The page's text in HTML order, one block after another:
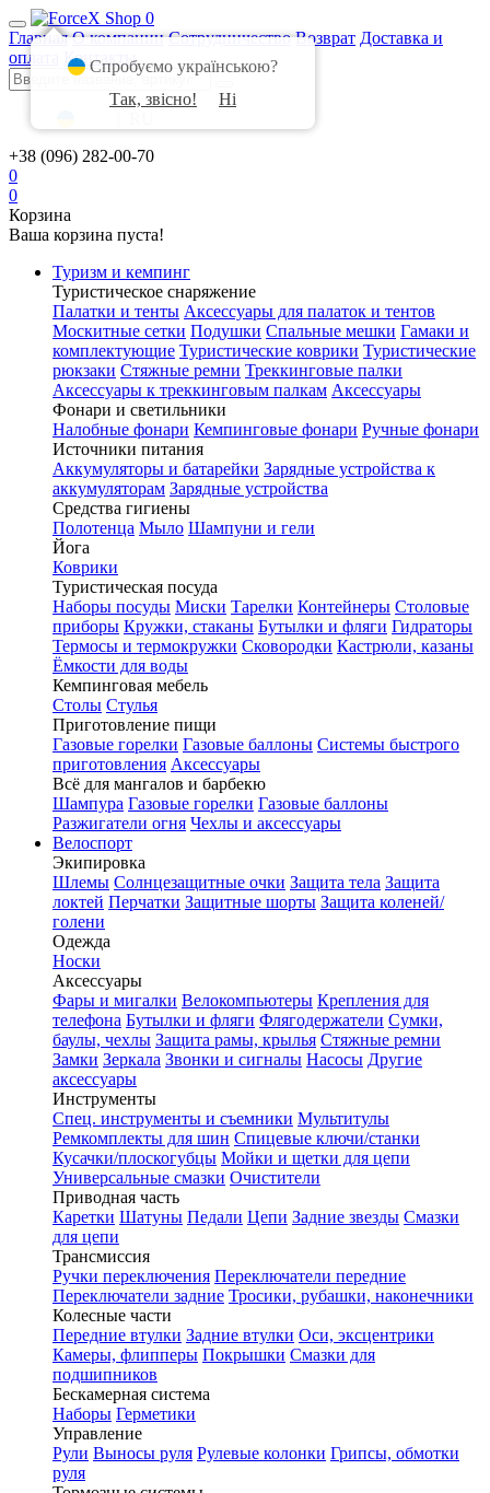
0
Главная О компании Сотрудничество Возврат Доставка и
оплата
Контакты
+38 (096) 282-00-70
0
0
Корзина
Ваша корзина пуста!
Туризм и кемпинг
Туристическое снаряжение
Палатки и тенты Аксессуары для палаток и тентов
Москитные сетки Подушки Спальные мешки Гамаки и
комплектующие Туристические коврики Туристические
рюкзаки Стяжные ремни Треккинговые палки
Аксессуары к треккинговым палкам Аксессуары
Фонари и светильники
Налобные фонари Кемпинговые фонари Ручные фонари
Источники питания
Аккумуляторы и батарейки Зарядные устройства к
аккумуляторам Зарядные устройства
Средства гигиены
Полотенца Мыло Шампуни и гели
Йога
Коврики
Туристическая посуда
Наборы посуды Миски Тарелки Контейнеры Столовые
приборы Кружки, стаканы Бутылки и фляги Гидраторы
Термосы и термокружки Сковородки Кастрюли, казаны
Ёмкости для воды
Кемпинговая мебель
Столы Стулья
Приготовление пищи
Газовые горелки Газовые баллоны Системы быстрого
приготовления Аксессуары
Всё для мангалов и барбекю
Шампура Газовые горелки Газовые баллоны
Разжигатели огня Чехлы и аксессуары
Велоспорт
Экипировка
Шлемы Солнцезащитные очки Защита тела Защита
локтей Перчатки Защитные шорты Защита коленей/
голени
Одежда
Носки
Аксессуары
Фары и мигалки Велокомпьютеры Крепления для
телефона Бутылки и фляги Флягодержатели Сумки,
баулы, чехлы Защита рамы, крылья Стяжные ремни
Замки Зеркала Звонки и сигналы Насосы Другие
аксессуары
Инструменты
Спец. инструменты и съемники Мультитулы
Ремкомплекты для шин Спицевые ключи/станки
Кусачки/плоскогубцы Мойки и щетки для цепи
Универсальные смазки Очистители
Приводная часть
Каретки Шатуны Педали Цепи Задние звезды Смазки
для цепи
Трансмиссия
Ручки переключения Переключатели передние
Переключатели задние Тросики, рубашки, наконечники
Колесные части
Передние втулки Задние втулки Оси, эксцентрики
Камеры, флипперы Покрышки Смазки для
подшипников
Бескамерная система
Наборы Герметики
Управление
Рули Выносы руля Рулевые колонки Грипсы, обмотки
руля
Спробуємо українською?
Так, звісно!
Ні